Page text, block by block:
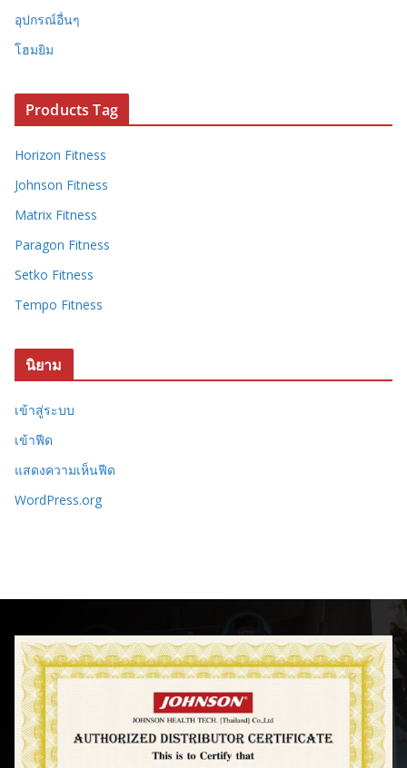
อุปกรณ์อื่นๆ
โฮมยิม
Products Tag
Horizon Fitness
Johnson Fitness
Matrix Fitness
Paragon Fitness
Setko Fitness
Tempo Fitness
นิยาม
เข้าสู่ระบบ
เข้าฟีด
แสดงความเห็นฟีด
WordPress.org